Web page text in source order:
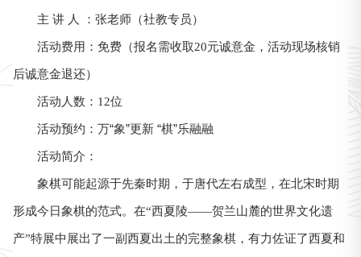
主 讲 人 ：张老师（社教专员）
活动费用：免费（报名需收取20元诚意金，活动现场核销
后诚意金退还）
活动人数：12位
活动预约： 万“象”更新 “棋”乐融融
活动简介：
象棋可能起源于先秦时期，于唐代左右成型，在北宋时期
形成今日象棋的范式。在“西夏陵——贺兰山麓的世界文化遗
产”特展中展出了一副西夏出土的完整象棋，有力佐证了西夏和